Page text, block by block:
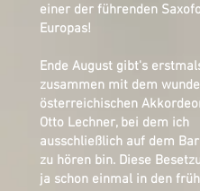
einer der führenden
Europas!
Ende August gibt's
zusammen mit dem
österreichischen
Otto Lechner, bei dem ich
ausschließlich auf dem
zu hören bin. Diese
ja schon einmal in den